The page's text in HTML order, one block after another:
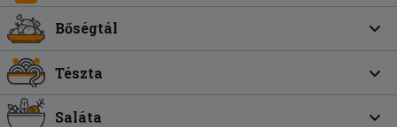
Bőségtál
Tészta
Saláta